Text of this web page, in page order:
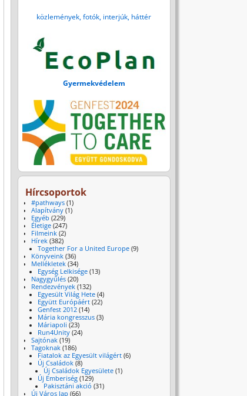
közlemények, fotók, interjúk, háttér
Gyermekvédelem
Hírcsoportok
#pathways (1)
Alapítvány (1)
Egyéb (229)
Életige (247)
Filmeink (2)
Hírek (382)
Together For a United Europe(9)
Könyveink (36)
Mellékletek (34)
Egység Lelkisége(13)
Nagygyűlés (20)
Rendezvények (132)
Egyesült Világ Hete(4)
Együtt Európáért(22)
Genfest 2012(14)
Mária kongresszus(3)
Máriapoli (23)
Run4Unity(24)
Sajtónak (19)
Tagoknak (186)
Fiatalok az Egyesült világért(6)
Új Családok(8)
Új Családok Egyesülete (1)
Új Emberiség(129)
Pakisztáni akció (31)
Új Város lap (66)